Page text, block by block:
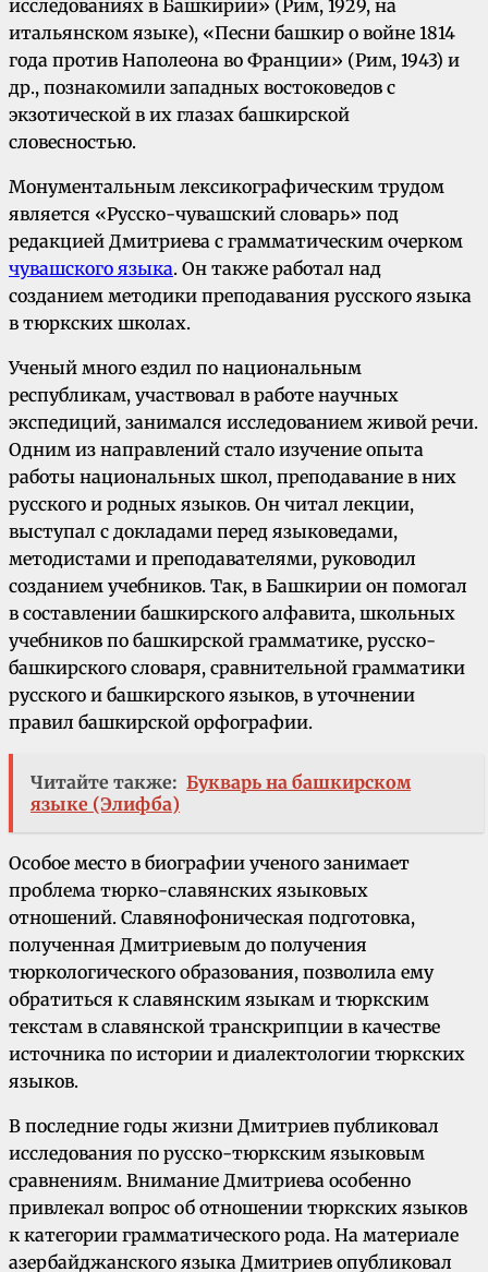
исследованиях в Башкирии» (Рим, 1929, на
итальянском языке), «Песни башкир о войне 1814
года против Наполеона во Франции» (Рим, 1943) и
др., познакомили западных востоковедов с
экзотической в их глазах башкирской
словесностью.
Монументальным лексикографическим трудом
является «Русско-чувашский словарь» под
редакцией Дмитриева с грамматическим очерком
чувашского языка. Он также работал над
созданием методики преподавания русского языка
в тюркских школах.
Ученый много ездил по национальным
республикам, участвовал в работе научных
экспедиций, занимался исследованием живой речи.
Одним из направлений стало изучение опыта
работы национальных школ, преподавание в них
русского и родных языков. Он читал лекции,
выступал с докладами перед языковедами,
методистами и преподавателями, руководил
созданием учебников. Так, в Башкирии он помогал
в составлении башкирского алфавита, школьных
учебников по башкирской грамматике, русско-
башкирского словаря, сравнительной грамматики
русского и башкирского языков, в уточнении
правил башкирской орфографии.
Читайте также: Букварь на башкирском
языке (Элифба)
Особое место в биографии ученого занимает
проблема тюрко-славянских языковых
отношений. Славянофоническая подготовка,
полученная Дмитриевым до получения
тюркологического образования, позволила ему
обратиться к славянским языкам и тюркским
текстам в славянской транскрипции в качестве
источника по истории и диалектологии тюркских
языков.
В последние годы жизни Дмитриев публиковал
исследования по русско-тюркским языковым
сравнениям. Внимание Дмитриева особенно
привлекал вопрос об отношении тюркских языков
к категории грамматического рода. На материале
азербайджанского языка Дмитриев опубликовал